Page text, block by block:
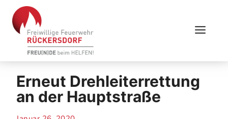
content
Erneut Drehleiterrettung
an der Hauptstraße